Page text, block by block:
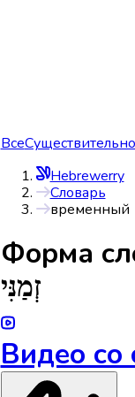
Все
Hebrewerry
Словарь
временный
Форма
זְמַנִּי
Видео со